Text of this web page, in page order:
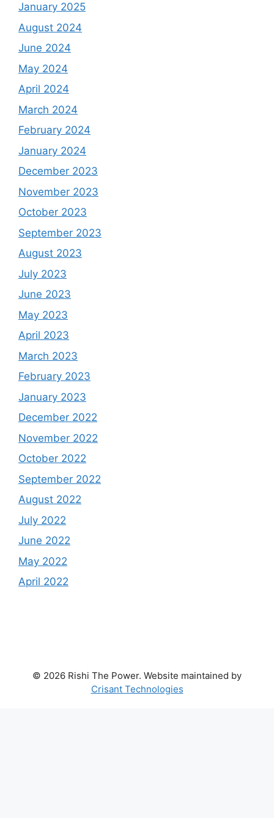
January 2025
August 2024
June 2024
May 2024
April 2024
March 2024
February 2024
January 2024
December 2023
November 2023
October 2023
September 2023
August 2023
July 2023
June 2023
May 2023
April 2023
March 2023
February 2023
January 2023
December 2022
November 2022
October 2022
September 2022
August 2022
July 2022
June 2022
May 2022
April 2022
© 2026 Rishi The Power. Website maintained by
Crisant Technologies